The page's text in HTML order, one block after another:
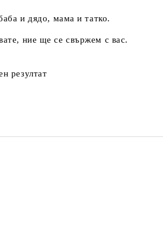
и дядо, мама и татко.
ние ще се свържем с вас.
резултат